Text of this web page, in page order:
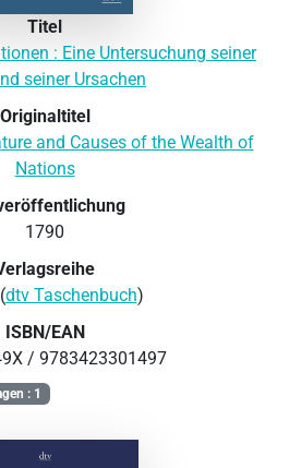
Titel
: Eine Untersuchung seiner
seiner Ursachen
Originaltitel
and Causes of the Wealth of
Nations
1790
dtv Taschenbuch)
ISBN/EAN
/ 9783423301497
: 1